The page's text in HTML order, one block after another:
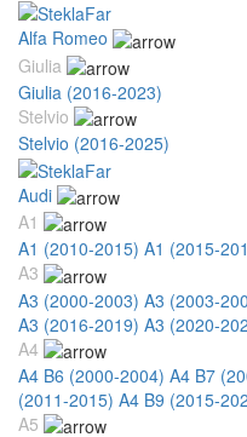
Alfa Romeo
Giulia
Giulia (2016-2023)
Stelvio
Stelvio (2016-2025)
Audi
A1
A1 (2010-2015) A1 (2015-
A3
A3 (2000-2003) A3 (2003-
A3 (2016-2019) A3 (2020-
A4
A4 B6 (2000-2004) A4 B7
(2011-2015) A4 B9 (2015-
A5